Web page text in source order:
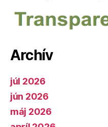
Archív
júl 2026
jún 2026
máj 2026